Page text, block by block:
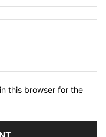
this browser for the